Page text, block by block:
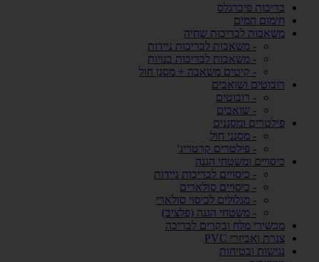
בריכות פיברגלס
חימום המים
משאבות לבריכות שחיה
- משאבות לבריכות ניידות
- משאבות לבריכות בנויות
- קיטים משאבה + מסנן חול
רובוטים ושואבים
- רובוטים
- שואבים
פילטרים ומסננים
- מסנני חול
- פילטרים קרטריג'
כיסויים ומשטחי הגנה
- כיסויים לבריכות ניידות
- כיסויים סולארים
- מגלולים לכיסוי סולארי
- משטחי הגנה (פלציב)
מכשירי מלח ובקרים לבריכה
צנרת ואביזרי PVC
נגישות ובטיחות